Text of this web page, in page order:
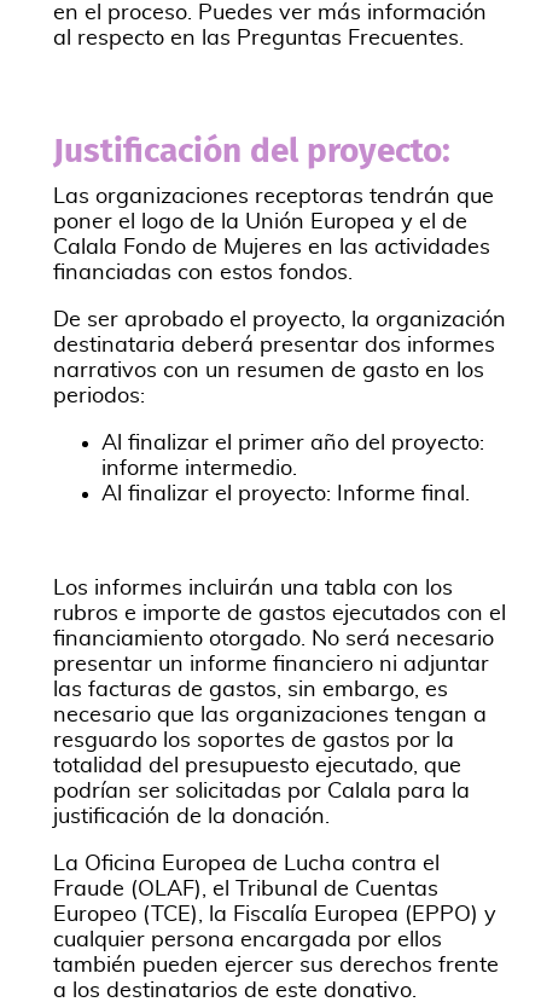
en el proceso. Puedes ver más información
al respecto en las Preguntas Frecuentes.
Justificación del proyecto:
Las organizaciones receptoras tendrán que
poner el logo de la Unión Europea y el de
Calala Fondo de Mujeres en las actividades
financiadas con estos fondos.
De ser aprobado el proyecto, la organización
destinataria deberá presentar dos informes
narrativos con un resumen de gasto en los
periodos:
Al finalizar el primer año del proyecto:
informe intermedio.
Al finalizar el proyecto: Informe final.
Los informes incluirán una tabla con los
rubros e importe de gastos ejecutados con el
financiamiento otorgado. No será necesario
presentar un informe financiero ni adjuntar
las facturas de gastos, sin embargo, es
necesario que las organizaciones tengan a
resguardo los soportes de gastos por la
totalidad del presupuesto ejecutado, que
podrían ser solicitadas por Calala para la
justificación de la donación.
La Oficina Europea de Lucha contra el
Fraude (OLAF), el Tribunal de Cuentas
Europeo (TCE), la Fiscalía Europea (EPPO) y
cualquier persona encargada por ellos
también pueden ejercer sus derechos frente
a los destinatarios de este donativo.